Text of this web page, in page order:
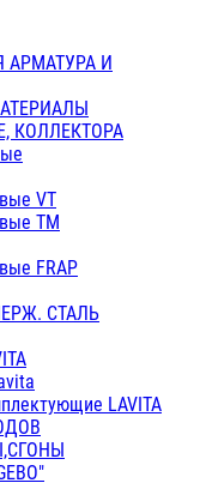
АРМАТУРА И
КОЛЛЕКТОРА
VT
ТМ
FRAP
СТАЛЬ
LAVITA